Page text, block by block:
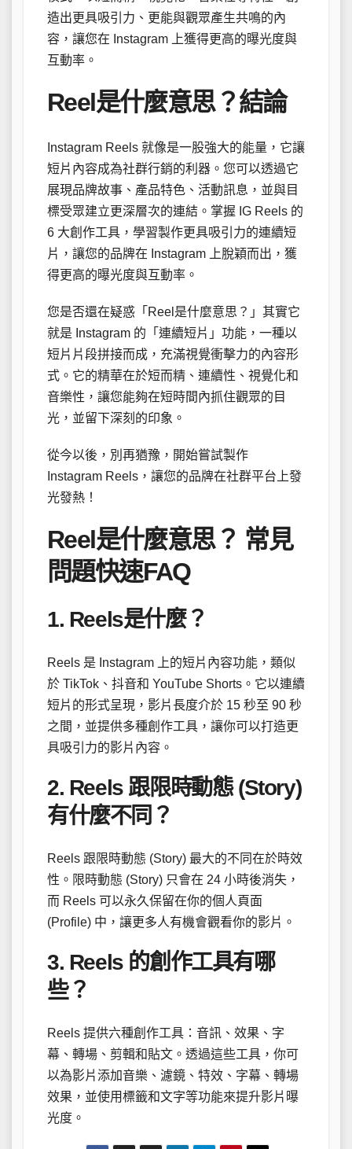
造出更具吸引力、更能與觀眾產生共鳴的內
容，讓您在 Instagram 上獲得更高的曝光度與
互動率。
Reel是什麼意思？結論
Instagram Reels 就像是一股強大的能量，它讓
短片內容成為社群行銷的利器。您可以透過它
展現品牌故事、產品特色、活動訊息，並與目
標受眾建立更深層次的連結。掌握 IG Reels 的
6 大創作工具，學習製作更具吸引力的連續短
片，讓您的品牌在 Instagram 上脫穎而出，獲
得更高的曝光度與互動率。
您是否還在疑惑「Reel是什麼意思？」其實它
就是 Instagram 的「連續短片」功能，一種以
短片片段拼接而成，充滿視覺衝擊力的內容形
式。它的精華在於短而精、連續性、視覺化和
音樂性，讓您能夠在短時間內抓住觀眾的目
光，並留下深刻的印象。
從今以後，別再猶豫，開始嘗試製作
Instagram Reels，讓您的品牌在社群平台上發
光發熱！
Reel是什麼意思？ 常見
問題快速FAQ
1. Reels是什麼？
Reels 是 Instagram 上的短片內容功能，類似
於 TikTok、抖音和 YouTube Shorts。它以連續
短片的形式呈現，影片長度介於 15 秒至 90 秒
之間，並提供多種創作工具，讓你可以打造更
具吸引力的影片內容。
2. Reels 跟限時動態 (Story)
有什麼不同？
Reels 跟限時動態 (Story) 最大的不同在於時效
性。限時動態 (Story) 只會在 24 小時後消失，
而 Reels 可以永久保留在你的個人頁面
(Profile) 中，讓更多人有機會觀看你的影片。
3. Reels 的創作工具有哪
些？
Reels 提供六種創作工具：音訊、效果、字
幕、轉場、剪輯和貼文。透過這些工具，你可
以為影片添加音樂、濾鏡、特效、字幕、轉場
效果，並使用標籤和文字等功能來提升影片曝
光度。